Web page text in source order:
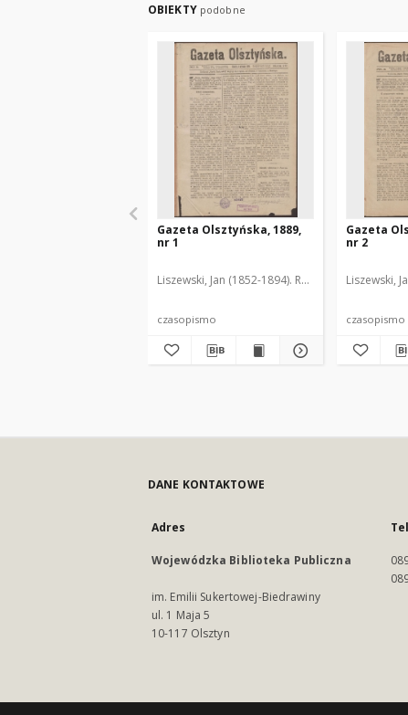
OBIEKTY podobne
Gazeta Olsztyńska, 1889,
nr 1
Liszewski, Jan (1852-1894). Red.
czasopismo
Gazeta
nr 2
Liszewski,
czasopismo
DANE KONTAKTOWE
Adres
Wojewódzka Biblioteka Publiczna
im. Emilii Sukertowej-Biedrawiny
ul. 1 Maja 5
10-117 Olsztyn